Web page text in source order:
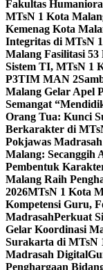
Fakultas
MTsN 1 Kota
Kemenag Kota
Integritas di MTsN 1
Malang Fasilitasi
Sistem TI, MTsN 1
P3TIM MAN 2
Malang Gelar Apel
Semangat
Orang Tua: Kunci
Berkarakter di
Pokjawas
Malang: Secanggih
Pembentuk
Malang Raih
2026MTsN 1 Kota
Kompetensi Guru,
MadrasahPerkuat
Gelar Koordinasi
Surakarta di MTsN
Madrasah Digital
Penghargaan